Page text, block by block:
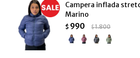
Campera inflada
Marino
$ 990 $1.800